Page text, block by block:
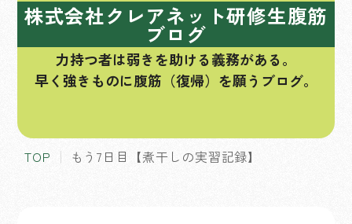
株式会社クレアネット研修生腹筋
ブログ
力持つ者は弱きを助ける義務がある。
早く強きものに腹筋（復帰）を願うブログ。
TOP もう7日目【煮干しの実習記録】